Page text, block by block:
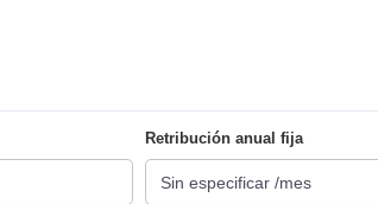
Retribución anual fija